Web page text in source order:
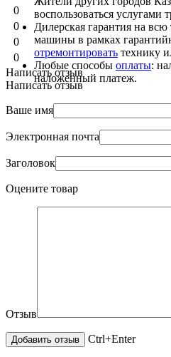
воспользоваться
Дилерская гарантия на
машины в рамках
отремонтировать технику
Любые способы оплаты:
наложенный платеж.
0
0
0
0
Написать отзыв
Написать отзыв
Ваше имя
Электронная почта
Заголовок
Оцените товар
Отзыв
Ctrl+Enter